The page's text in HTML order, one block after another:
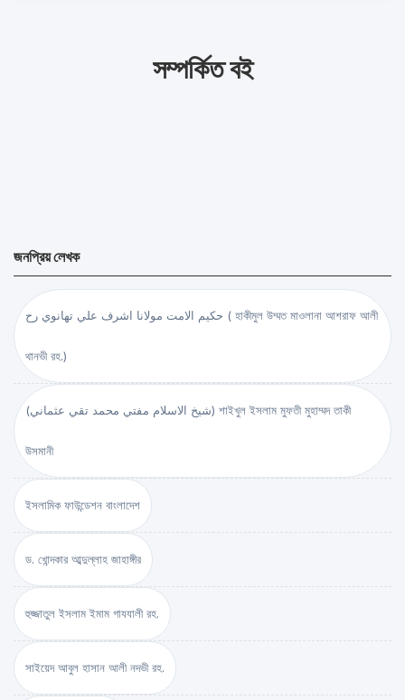
সম্পর্কিত বই
জনপ্রিয় লেখক
حكيم الامت مولانا اشرف علي تهانوي رح ( হাকীমুল উম্মত মাওলানা আশরাফ আলী
থানভী রহ.)
(شيخ الاسلام مفتي محمد تقي عثماني) শাইখুল ইসলাম মুফতী মুহাম্মদ তাকী
উসমানী
ইসলামিক ফাউন্ডেশন বাংলাদেশ
ড. খোন্দকার আব্দুল্লাহ জাহাঙ্গীর
হুজ্জাতুল ইসলাম ইমাম গাযযালী রহ.
সাইয়েদ আবুল হাসান আলী নদভী রহ.